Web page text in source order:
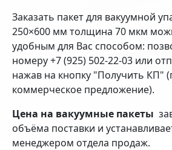
Заказать пакет для вакуумной
250×600 мм толщина 70 мкм
удобным для Вас способом:
номеру +7 (925) 502-22-03 или
нажав на кнопку "Получить КП"
коммерческое предложение).
Цена на вакуумные пакеты
объёма поставки и
менеджером отдела продаж.